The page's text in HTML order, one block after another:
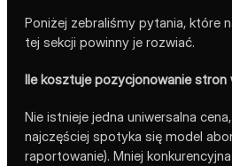
Poniżej zebraliśmy pytania, które
tej sekcji powinny je rozwiać.
Ile kosztuje pozycjonowanie stron
Nie istnieje jedna uniwersalna
najczęściej spotyka się model
raportowanie). Mniej